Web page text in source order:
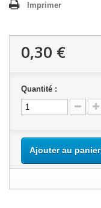
Imprimer
0,30 €
Quantité :
Ajouter au panier